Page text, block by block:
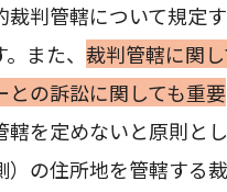
裁判管轄について規定
また、 裁判管轄に関
との訴訟に関しても重要
轄を定めないと原則と
）の住所地を管轄する